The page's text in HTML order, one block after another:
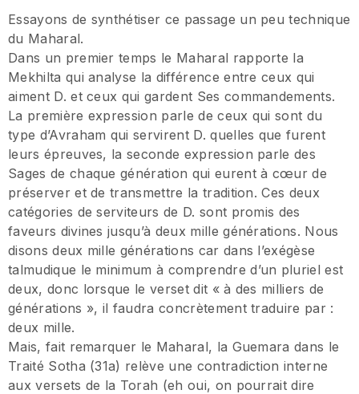
Essayons de synthétiser ce passage un peu technique
du Maharal.
Dans un premier temps le Maharal rapporte la
Mekhilta qui analyse la différence entre ceux qui
aiment D. et ceux qui gardent Ses commandements.
La première expression parle de ceux qui sont du
type d’Avraham qui servirent D. quelles que furent
leurs épreuves, la seconde expression parle des
Sages de chaque génération qui eurent à cœur de
préserver et de transmettre la tradition. Ces deux
catégories de serviteurs de D. sont promis des
faveurs divines jusqu’à deux mille générations. Nous
disons deux mille générations car dans l’exégèse
talmudique le minimum à comprendre d’un pluriel est
deux, donc lorsque le verset dit « à des milliers de
générations », il faudra concrètement traduire par :
deux mille.
Mais, fait remarquer le Maharal, la Guemara dans le
Traité Sotha (31a) relève une contradiction interne
aux versets de la Torah (eh oui, on pourrait dire